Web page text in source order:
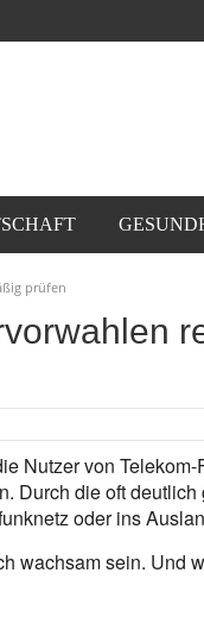
prüfen
Nutzer von
Durch die oft
oder ins
wachsam sein. Und